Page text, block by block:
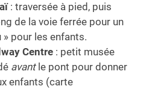
: traversée à pied, puis
de la voie ferrée pour un
pour les enfants.
Centre : petit musée
avantle pont pour donner
enfants (carte